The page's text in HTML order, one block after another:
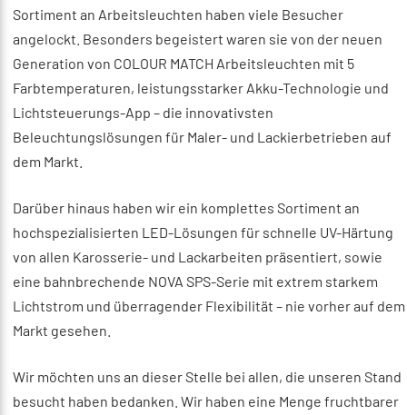
Sortiment an Arbeitsleuchten haben viele Besucher
angelockt. Besonders begeistert waren sie von der neuen
Generation von COLOUR MATCH Arbeitsleuchten mit 5
Farbtemperaturen, leistungsstarker Akku-Technologie und
Lichtsteuerungs-App – die innovativsten
Beleuchtungslösungen für Maler- und Lackierbetrieben auf
dem Markt.
Darüber hinaus haben wir ein komplettes Sortiment an
hochspezialisierten LED-Lösungen für schnelle UV-Härtung
von allen Karosserie- und Lackarbeiten präsentiert, sowie
eine bahnbrechende NOVA SPS-Serie mit extrem starkem
Lichtstrom und überragender Flexibilität – nie vorher auf dem
Markt gesehen.
Wir möchten uns an dieser Stelle bei allen, die unseren Stand
besucht haben bedanken. Wir haben eine Menge fruchtbarer